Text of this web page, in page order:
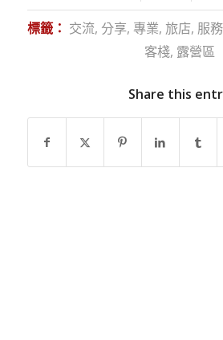
標籤： 交流, 分享, 專業, 旅店, 服務
客棧, 露營區
Share this